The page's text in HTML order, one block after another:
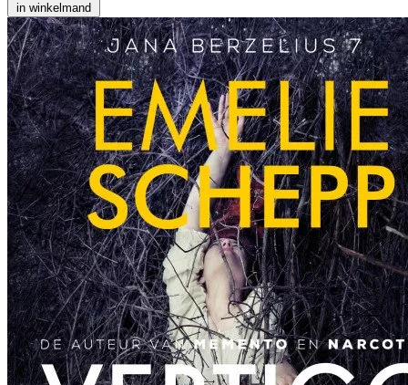
in winkelmand